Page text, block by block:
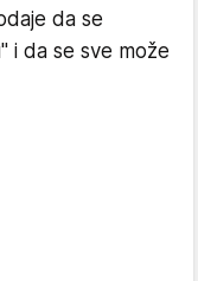
da se
i da se sve može